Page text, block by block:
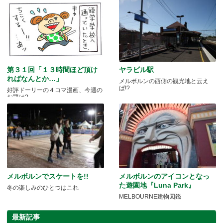
第３１回「１３時間ほど頂け
ればなんとか…」
好評ドーリーの４コマ漫画、今週の
お題は?
ヤラビル駅
メルボルンの西側の観光地と云え
ば!?
メルボルンでスケートを!!
冬の楽しみのひとつはこれ
メルボルンのアイコンとなっ
た遊園地『Luna Park』
MELBOURNE建物図鑑
最新記事